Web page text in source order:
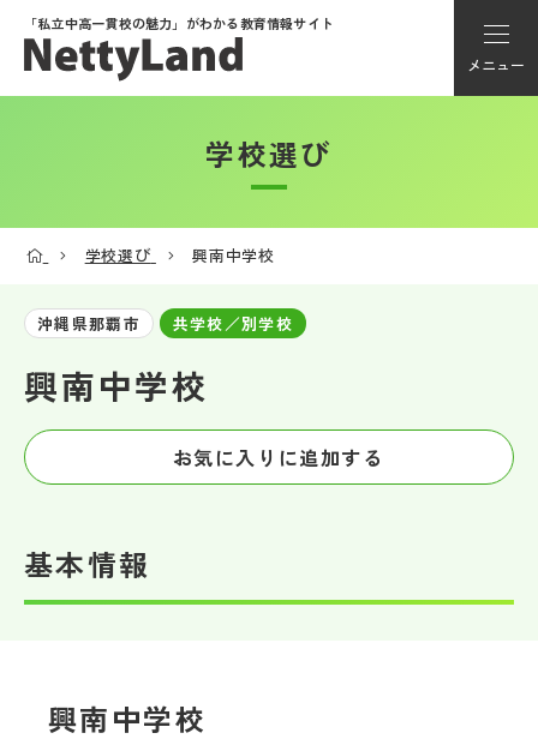
「私立中高一貫校の魅力」がわかる教育情報サイト
メニュー
アカウント登録
学校動画
帰国生受験情報
よみもの
学校選び
学校選び 興南中学校
沖縄県那覇市 共学校／別学校
興南中学校
お気に入りに追加する
基本情報
興南中学校